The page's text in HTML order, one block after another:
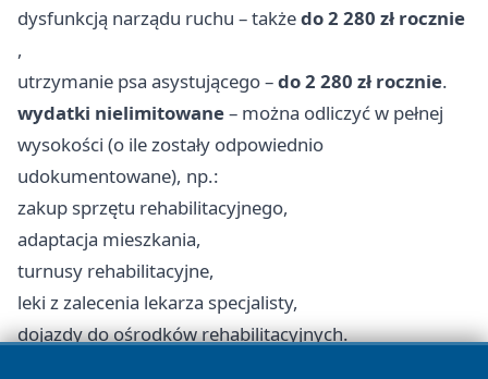
dysfunkcją narządu ruchu – takżedo 2 280 zł rocznie
,
utrzymanie psa asystującego –do 2 280 zł rocznie.
wydatki nielimitowane– można odliczyć w pełnej
wysokości (o ile zostały odpowiednio
udokumentowane), np.:
zakup sprzętu rehabilitacyjnego,
adaptacja mieszkania,
turnusy rehabilitacyjne,
leki z zalecenia lekarza specjalisty,
dojazdy do ośrodków rehabilitacyjnych.